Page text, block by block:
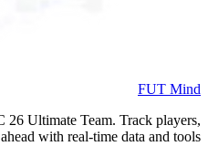
FUT Mind
26 Ultimate Team. Track players,
with real-time data and tools.